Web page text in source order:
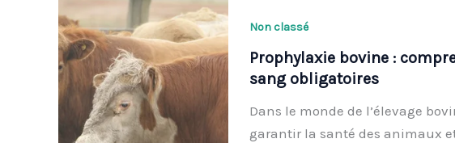
Non classé
Prophylaxie bovine :
sang obligatoires
Dans le monde de l’élevage
garantir la santé des animaux